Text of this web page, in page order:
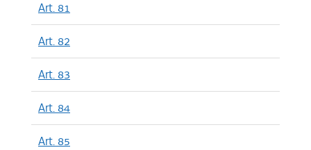
Art. 81
Art. 82
Art. 83
Art. 84
Art. 85